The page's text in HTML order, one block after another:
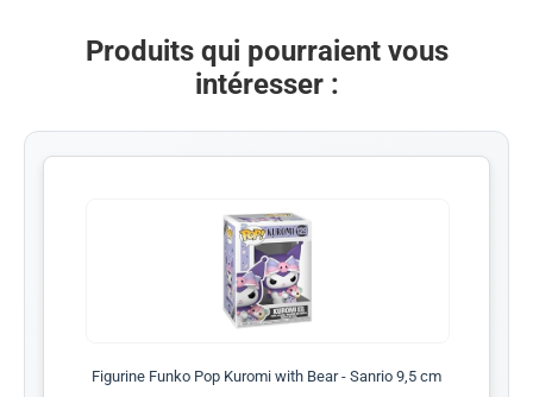
Produits qui pourraient vous
intéresser :
Figurine Funko Pop Kuromi with Bear - Sanrio 9,5 cm